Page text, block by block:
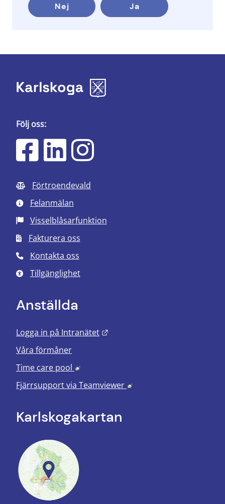
Nej Ja
Följ oss:
Förtroendevald
Felanmälan
Visselblåsarfunktion
Fakturera oss
Kontakta oss
Tillgänglighet
Anställda
Logga in på Intranätet
Våra förmåner
Time care pool
Länk till annan webbplats, öppnas i
Fjärrsupport via Teamviewer Länk till annan
Karlskoga­kartan